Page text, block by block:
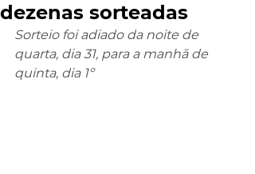
dezenas sorteadas
Sorteio foi adiado da noite de
quarta, dia 31, para a manhã de
quinta, dia 1º